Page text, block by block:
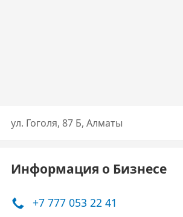
ул. Гоголя, 87 Б, Алматы
Информация о Бизнесе
+7 777 053 22 41